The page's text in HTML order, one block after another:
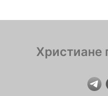
Христиане